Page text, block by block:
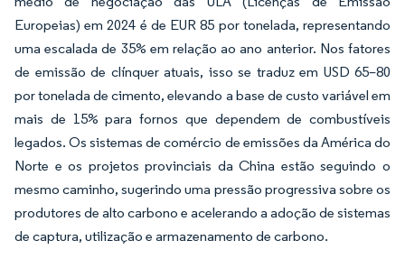
Europeias) em 2024 é de EUR 85 por tonelada, representando
uma escalada de 35% em relação ao ano anterior. Nos fatores
de emissão de clínquer atuais, isso se traduz em USD 65–80
por tonelada de cimento, elevando a base de custo variável em
mais de 15% para fornos que dependem de combustíveis
legados. Os sistemas de comércio de emissões da América do
Norte e os projetos provinciais da China estão seguindo o
mesmo caminho, sugerindo uma pressão progressiva sobre os
produtores de alto carbono e acelerando a adoção de sistemas
de captura, utilização e armazenamento de carbono.